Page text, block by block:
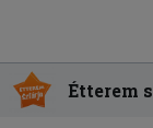
Étterem